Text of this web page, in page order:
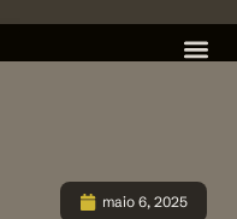
maio 6, 2025